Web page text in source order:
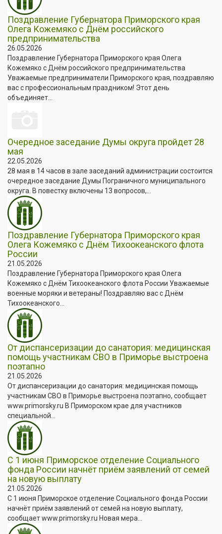
Поздравление Губернатора Приморского края
Олега Кожемяко с Днём российского
предпринимательства
26.05.2026
Поздравление Губернатора Приморского края Олега
Кожемяко с Днём российского предпринимательства
Уважаемые предприниматели Приморского края, поздравляю
вас с профессиональным праздником! Этот день
объединяет...
Очередное заседание Думы округа пройдет 28
мая
22.05.2026
28 мая в 14 часов в зале заседаний администрации состоится
очередное заседание Думы Пограничного муниципального
округа. В повестку включены 13 вопросов,...
Поздравление Губернатора Приморского края
Олега Кожемяко с Днём Тихоокеанского флота
России
21.05.2026
Поздравление Губернатора Приморского края Олега
Кожемяко с Днём Тихоокеанского флота России Уважаемые
военные моряки и ветераны! Поздравляю вас с Днём
Тихоокеанского...
От диспансеризации до санатория: медицинская
помощь участникам СВО в Приморье выстроена
поэтапно
21.05.2026
От диспансеризации до санатория: медицинская помощь
участникам СВО в Приморье выстроена поэтапно, сообщает
www.primorsky.ru В Приморском крае для участников
специальной...
С 1 июня Приморское отделение Социального
фонда России начнёт приём заявлений от семей
на новую выплату
21.05.2026
С 1 июня Приморское отделение Социального фонда России
начнёт приём заявлений от семей на новую выплату,
сообщает www.primorsky.ru Новая мера...